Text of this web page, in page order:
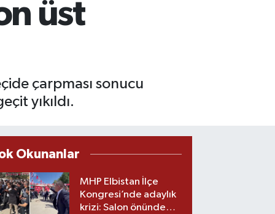
üst
çarpması sonucu
yıkıldı.
Okunanlar
MHP Elbistan İlçe
Kongresi’nde adaylık
krizi: Salon önünde